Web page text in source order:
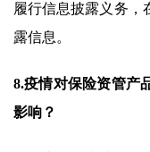
履行信息披露义务，
露信息。
8.疫情对保险资管产
影响？